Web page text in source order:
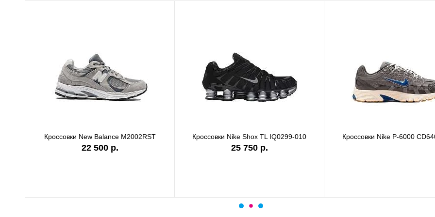
Кроссовки New Balance M2002RST
22 500 р.
Кроссовки Nike Shox TL IQ0299-010
25 750 р.
Кроссовки Nike P-6000